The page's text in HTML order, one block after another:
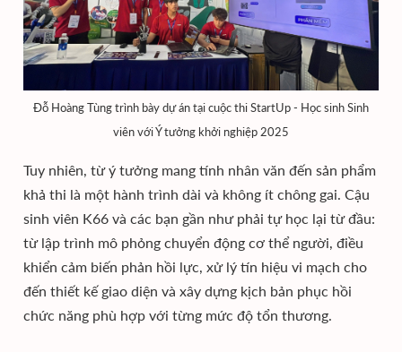
Đỗ Hoàng Tùng trình bày dự án tại cuộc thi StartUp - Học sinh Sinh
viên với Ý tưởng khởi nghiệp 2025
Tuy nhiên, từ ý tưởng mang tính nhân văn đến sản phẩm
khả thi là một hành trình dài và không ít chông gai. Cậu
sinh viên K66 và các bạn gần như phải tự học lại từ đầu:
từ lập trình mô phỏng chuyển động cơ thể người, điều
khiển cảm biến phản hồi lực, xử lý tín hiệu vi mạch cho
đến thiết kế giao diện và xây dựng kịch bản phục hồi
chức năng phù hợp với từng mức độ tổn thương.